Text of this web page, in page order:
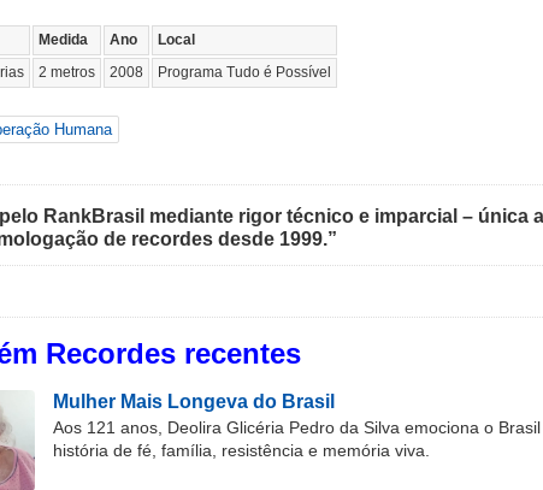
Medida Ano
Local
2 metros 2008 Programa Tudo é Possível
Humana
RankBrasil mediante rigor técnico e imparcial – única
de recordes desde 1999.”
Recordes recentes
Mulher Mais Longeva do Brasil
Aos 121 anos, Deolira Glicéria Pedro da Silva emociona o
história de fé, família, resistência e memória viva.